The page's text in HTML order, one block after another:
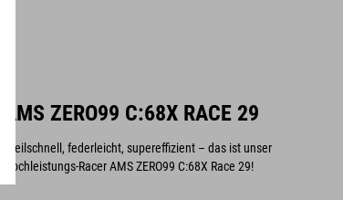
AMS ZERO99 C:68X RACE 29
Pfeilschnell, federleicht, supereffizient – das ist unser
Hochleistungs-Racer AMS ZERO99 C:68X Race 29!